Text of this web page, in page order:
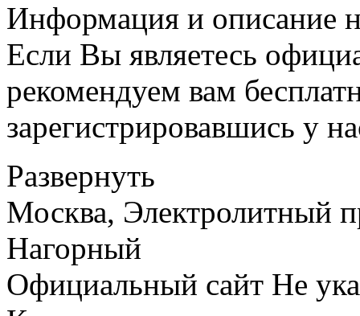
Информация и описание
Если Вы являетесь
рекомендуем вам
зарегистрировавшись у
Развернуть
Москва, Электролитный
Нагорный
Официальный сайт Не